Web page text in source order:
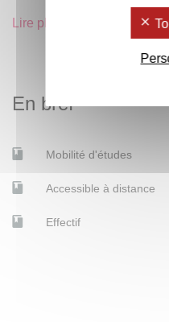
Wilhelm Mannhardt,Wald-
Berlin, 1875/1877 ;
Lire plus
En bref
Mobilité d'études
Accessible à distance
Effectif